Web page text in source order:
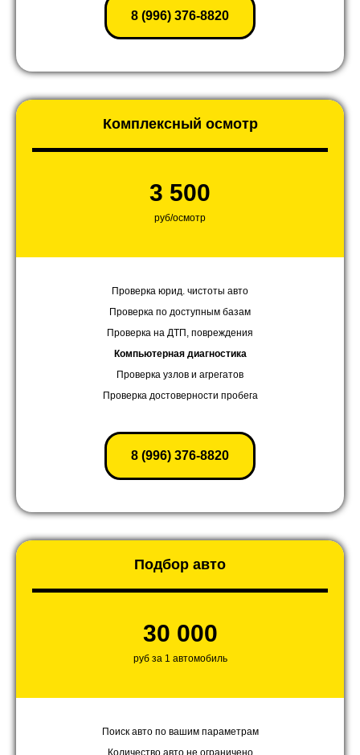
8 (996) 376-8820
Комплексный осмотр
3 500
руб/осмотр
Проверка юрид. чистоты авто
Проверка по доступным базам
Проверка на ДТП, повреждения
Компьютерная диагностика
Проверка узлов и агрегатов
Проверка достоверности пробега
8 (996) 376-8820
Подбор авто
30 000
руб за 1 автомобиль
Поиск авто по вашим параметрам
Количество авто не ограничено